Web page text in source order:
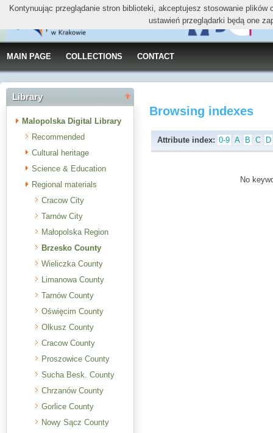
MAIN PAGE COLLECTIONS CONTACT
Library
Malopolska Digital Library
Recommended
Cultural heritage
Science & Education
Regional materials
Cracow City
Tarnów City
Małopolska Region
Brzesko County
Wieliczka County
Limanowa County
Tarnów County
Oświęcim County
Olkusz County
Cracow County
Proszowice County
Sucha Besk. County
Chrzanów County
Gorlice County
Nowy Sącz County
Browsing indexes
Attribute index: 0-9 A B C D
No
Kontynuując przeglądanie stron biblioteki, akceptujesz stosowanie
ustawień przeglądarki będą one